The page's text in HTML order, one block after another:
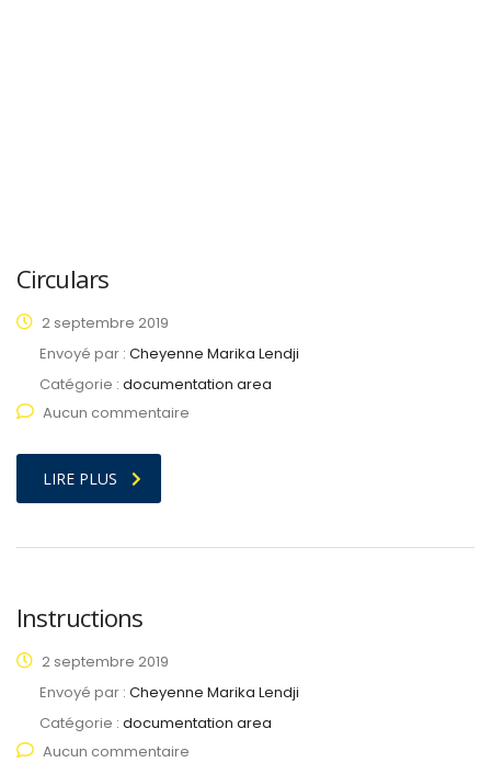
Circulars
2 septembre 2019
Envoyé par : Cheyenne Marika Lendji
Catégorie : documentation area
Aucun commentaire
LIRE PLUS
Instructions
2 septembre 2019
Envoyé par : Cheyenne Marika Lendji
Catégorie : documentation area
Aucun commentaire